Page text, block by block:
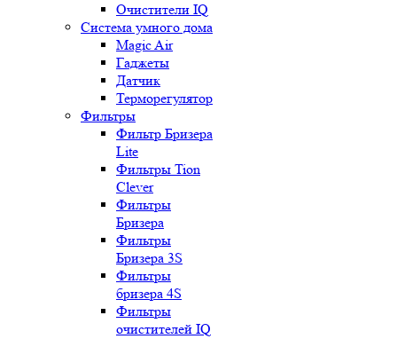
Очистители IQ
Система умного дома
Magic Air
Гаджеты
Датчик
Терморегулятор
Фильтры
Фильтр Бризера
Lite
Фильтры Tion
Clever
Фильтры
Бризера
Фильтры
Бризера 3S
Фильтры
бризера 4S
Фильтры
очистителей IQ